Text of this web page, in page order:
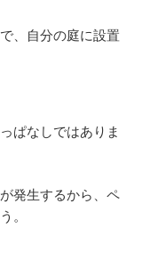
、自分の庭に設置
ぱなしではありま
発生するから、ペ
。